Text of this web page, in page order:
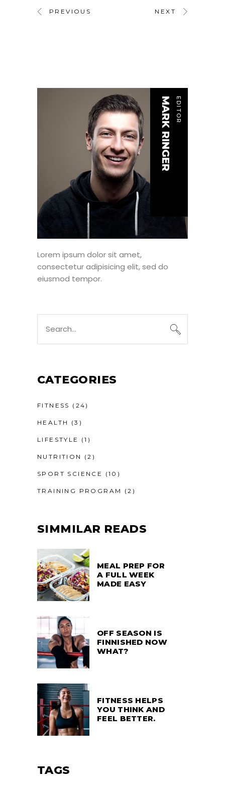
PREVIOUS NEXT
EDITOR
MARK RINGER
Lorem ipsum dolor sit amet,
consectetur adipisicing elit, sed do
eiusmod tempor.
for:
CATEGORIES
FITNESS (24)
HEALTH (3)
LIFESTYLE (1)
NUTRITION (2)
SPORT SCIENCE (10)
TRAINING PROGRAM (2)
SIMMILAR READS
MEAL PREP FOR
A FULL WEEK
MADE EASY
OFF SEASON IS
FINNISHED NOW
WHAT?
FITNESS HELPS
YOU THINK AND
FEEL BETTER.
TAGS